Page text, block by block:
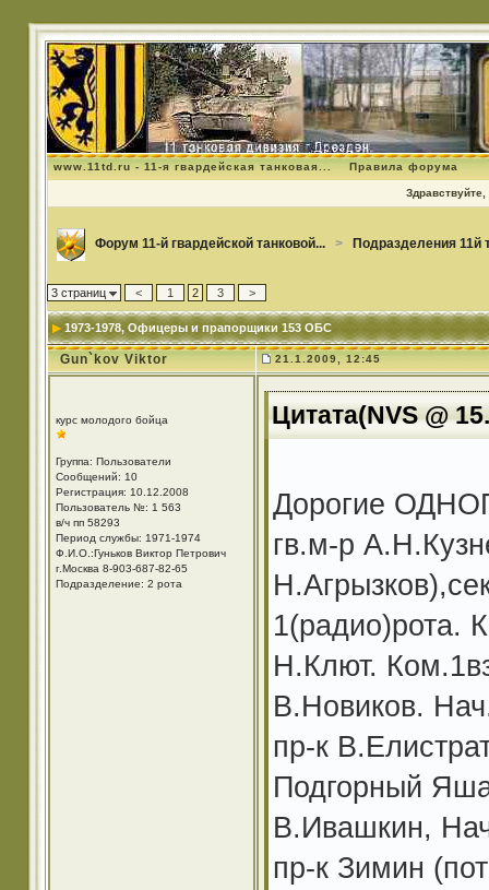
www.11td.ru - 11-я гвардейская танковая... Правила форума
Здравствуйте,
Форум 11-й гвардейской танковой... > Подразделения 11й
3 страниц < 1 2 3 >
1973-1978, Офицеры и прапорщики 153 ОБС
Gun`kov Viktor 21.1.2009, 12:45
курс молодого бойца
Группа: Пользователи
Сообщений: 10
Регистрация: 10.12.2008
Пользователь №: 1 563
в/ч пп 58293
Период службы: 1971-1974
Ф.И.О.:Гуньков Виктор Петрович
г.Москва 8-903-687-82-65
Подразделение: 2 рота
Цитата(NVS @
Дорогие
гв.м-р
1(радио)рота.
Н.Клют.
В.Новиков.
пр-к
Подгорный
В.Ивашкин,
пр-к Зимин